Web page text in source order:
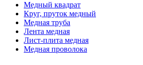
Медный квадрат
Круг, пруток медный
Медная труба
Лента медная
Лист-плита медная
Медная проволока